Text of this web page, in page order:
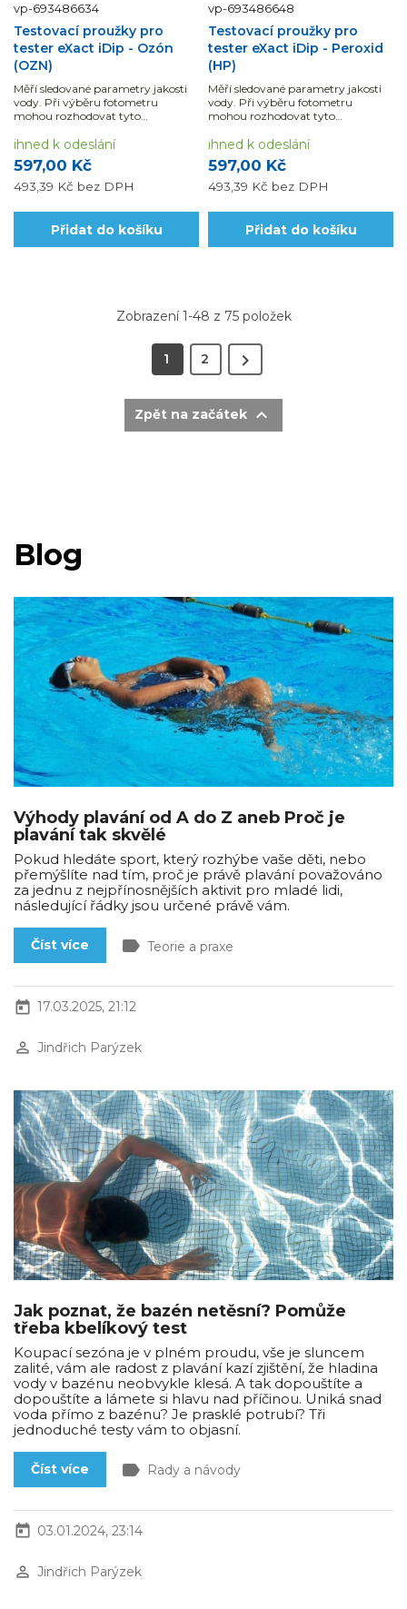
vp-693486634
Testovací proužky pro
tester eXact iDip - Ozón
(OZN)
Měří sledované parametry jakosti
vody. Při výběru fotometru
mohou rozhodovat tyto
rychlost, náročnost měření i režim
zobrazení výsledků.
597,00 Kč
493,39 Kč bez DPH
ihned k odeslání
Přidat do košíku
vp-693486648
Testovací proužky pro
tester eXact iDip - Peroxid
(HP)
Měří sledované parametry jakosti
vody. Při výběru fotometru
mohou rozhodovat tyto
rychlost, náročnost měření i režim
zobrazení výsledků.
597,00 Kč
493,39 Kč bez DPH
ihned k odeslání
Přidat do košíku
Zobrazení 1-48 z 75 položek
1 2 
Zpět na začátek 
Blog
Výhody plavání od A do Z aneb Proč je
plavání tak skvělé
Pokud hledáte sport, který rozhýbe vaše děti, nebo
přemýšlíte nad tím, proč je právě plavání považováno
za jednu z nejpřínosnějších aktivit pro mladé lidi,
následující řádky jsou určené právě vám.
Číst více label Teorie a praxe
today 17.03.2025, 21:12
perm_identity Jindřich Parýzek
Jak poznat, že bazén netěsní? Pomůže
třeba kbelíkový test
Koupací sezóna je v plném proudu, vše je sluncem
zalité, vám ale radost z plavání kazí zjištění, že hladina
vody v bazénu neobvykle klesá. A tak dopouštíte a
dopouštíte a lámete si hlavu nad příčinou. Uniká snad
voda přímo z bazénu? Je prasklé potrubí? Tři
jednoduché testy vám to objasní.
Číst více label Rady a návody
today 03.01.2024, 23:14
perm_identity Jindřich Parýzek